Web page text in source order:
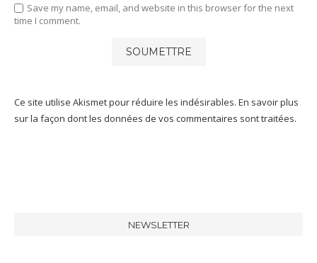
Save my name, email, and website in this browser for the next
time I comment.
Ce site utilise Akismet pour réduire les indésirables. En savoir plus
sur la façon dont les données de vos commentaires sont traitées.
NEWSLETTER